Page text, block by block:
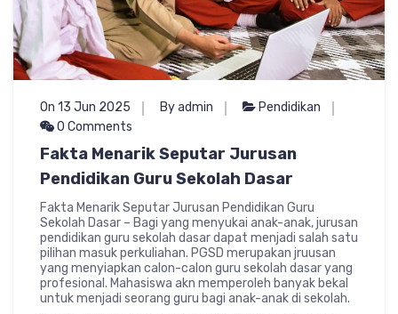
On 13 Jun 2025 By admin
Pendidikan
0 Comments
Fakta Menarik Seputar Jurusan
Pendidikan Guru Sekolah Dasar
Fakta Menarik Seputar Jurusan Pendidikan Guru
Sekolah Dasar – Bagi yang menyukai anak-anak, jurusan
pendidikan guru sekolah dasar dapat menjadi salah satu
pilihan masuk perkuliahan. PGSD merupakan jruusan
yang menyiapkan calon-calon guru sekolah dasar yang
profesional. Mahasiswa akn memperoleh banyak bekal
untuk menjadi seorang guru bagi anak-anak di sekolah.